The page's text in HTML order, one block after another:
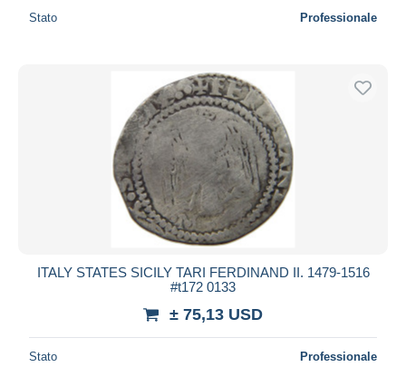
Stato Professionale
ITALY STATES SICILY TARI FERDINAND II. 1479-1516
#t172 0133
± 75,13 USD
Stato Professionale